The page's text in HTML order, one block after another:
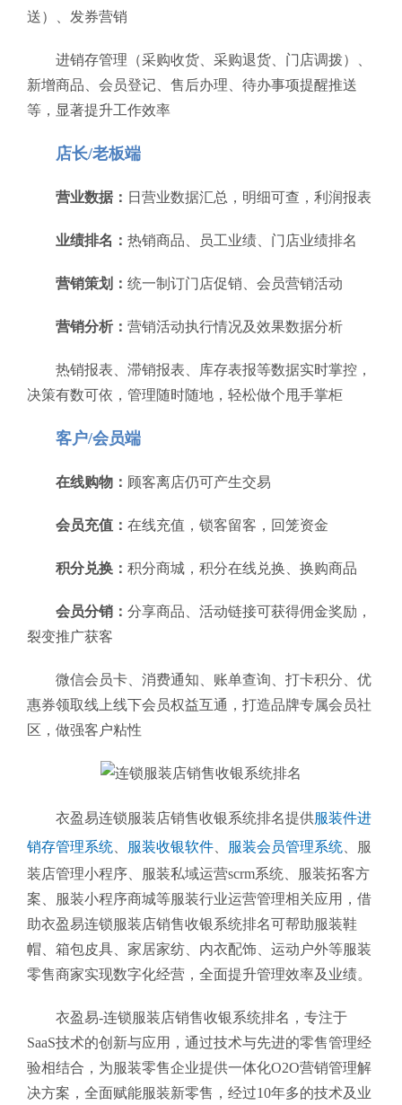
送）、发券营销
进销存管理（采购收货、采购退货、门店调拨）、
新增商品、会员登记、售后办理、待办事项提醒推送
等，显著提升工作效率
店长/老板端
营业数据： 日营业数据汇总，明细可查，利润报表
业绩排名： 热销商品、员工业绩、门店业绩排名
营销策划： 统一制订门店促销、会员营销活动
营销分析： 营销活动执行情况及效果数据分析
热销报表、滞销报表、库存表报等数据实时掌控，
决策有数可依，管理随时随地，轻松做个甩手掌柜
客户/会员端
在线购物： 顾客离店仍可产生交易
会员充值： 在线充值，锁客留客，回笼资金
积分兑换： 积分商城，积分在线兑换、换购商品
会员分销： 分享商品、活动链接可获得佣金奖励，
裂变推广获客
微信会员卡、消费通知、账单查询、打卡积分、优
惠券领取线上线下会员权益互通，打造品牌专属会员社
区，做强客户粘性
衣盈易连锁服装店销售收银系统排名提供服装件进
销存管理系统
服装收银软件 服装会员管理系统
服
装店管理小程序、服装私域运营scrm系统、服装拓客方
案、服装小程序商城等服装行业运营管理相关应用，借
助衣盈易连锁服装店销售收银系统排名可帮助服装鞋
帽、箱包皮具、家居家纺、内衣配饰、运动户外等服装
零售商家实现数字化经营，全面提升管理效率及业绩。
衣盈易-连锁服装店销售收银系统排名 ，专注于
SaaS技术的创新与应用，通过技术与先进的零售管理经
验相结合，为服装零售企业提供一体化O2O营销管理解
决方案，全面赋能服装新零售，经过10年多的技术及业